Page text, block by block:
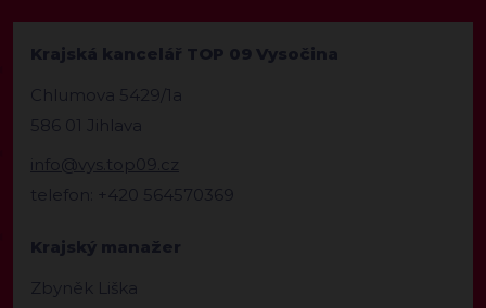
Krajská kancelář TOP 09 Vysočina
Chlumova 5429/1a
586 01 Jihlava
info@vys.top09.cz
telefon: +420 564570369
Krajský manažer
Zbyněk Liška